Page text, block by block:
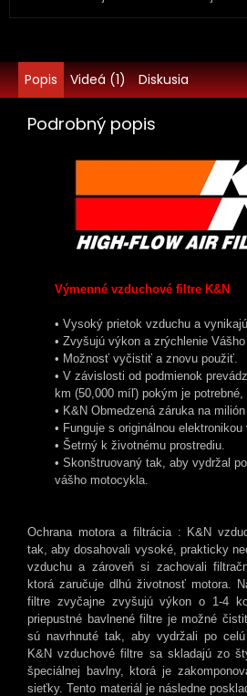
Popis Videá (1) Diskusia
Podrobný popis
Výmenné vzduchové filtre K&N
• Vysoký prietok vzduchu a
• Zvyšujú výkon a zrýchlenie Vášho
• Možnosť vyčistiť a znovu použiť.
• V závislosti od podmienok
km (50,000 míľ) pokým je
• K&N Obmedzená záruka na
• Funguje s originálnou elektronikou
• Šetrný k životnému prostrediu.
• Skonštruovaný tak, aby vydržal
vášho motocykla.
Ochrana motora a filtrácia : K&N
tak, aby dosahovali vysoké, prakticky
vzduchu a zároveň si zachovali
ktorá zaručuje dlhú životnosť motora.
filtre zvyčajne zvyšujú výkon o 1-4
priepustné bavlnené filtre je možné
sú navrhnuté tak, aby vydržali po celú
K&N vzduchové filtre sa skladajú zo
špeciálnej bavlny, ktorá je
sieťky. Tento materiál je následne